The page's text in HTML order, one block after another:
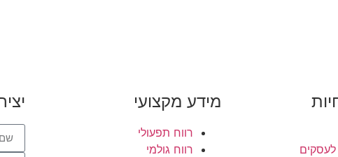
לעסקים
מידע מקצועי
רווח תפעולי
רווח גולמי